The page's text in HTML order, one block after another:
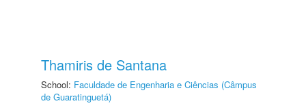
Thamiris de Santana
School: Faculdade de Engenharia e Ciências (Câmpus
de Guaratinguetá)